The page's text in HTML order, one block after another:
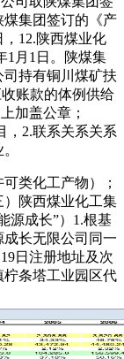
集团签订的《产
，12.陕西煤业化
1月1日。陕煤集
持有铜川煤矿扶
账款的体例供给
加盖公章；
，2.联系关系关系
类化工产物）；
陕西煤业化工集
源成长”）1.根基
长无限公司同一
日注册地址及次
条塔工业园区代